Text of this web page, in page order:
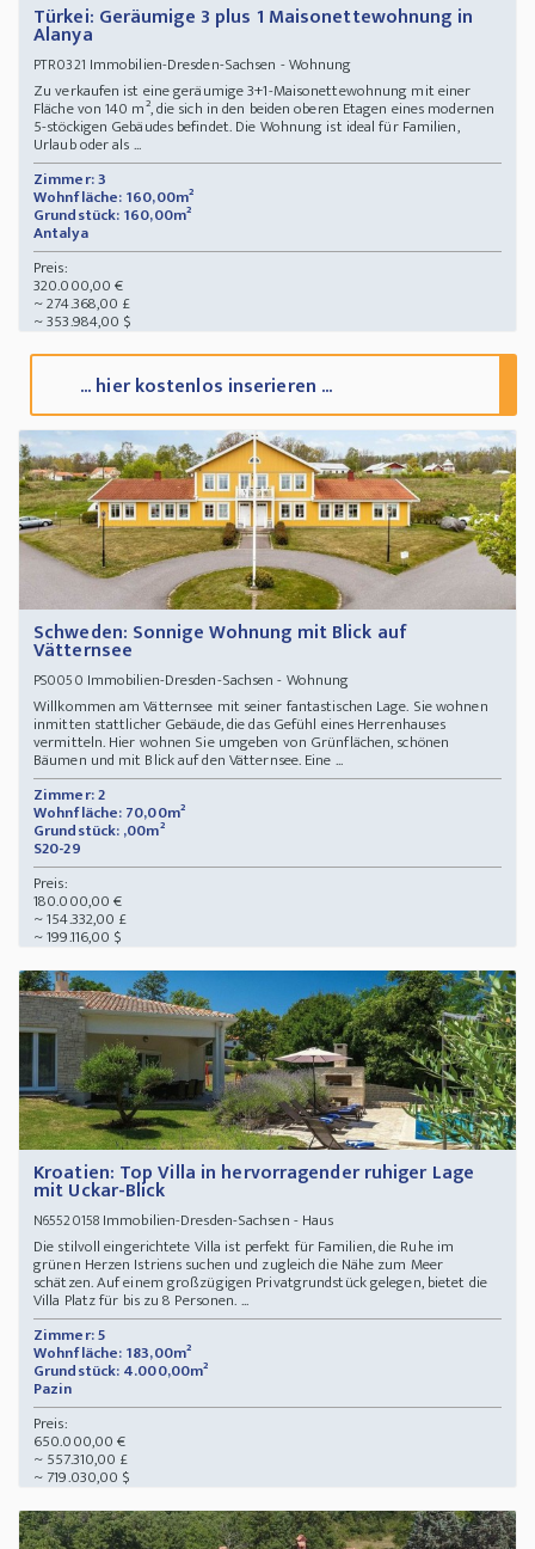
Türkei: Geräumige 3 plus 1 Maisonettewohnung in
Alanya
PTR0321 Immobilien-Dresden-Sachsen - Wohnung
Zu verkaufen ist eine geräumige 3+1-Maisonettewohnung mit einer
Fläche von 140 m², die sich in den beiden oberen Etagen eines modernen
5-stöckigen Gebäudes befindet. Die Wohnung ist ideal für Familien,
Urlaub oder als ...
Zimmer: 3
Wohnfläche: 160,00m²
Grundstück: 160,00m²
Antalya
Preis:
320.000,00 €
~ 274.368,00 £
~ 353.984,00 $
... hier kostenlos inserieren ...
Schweden: Sonnige Wohnung mit Blick auf
Vätternsee
PS0050 Immobilien-Dresden-Sachsen - Wohnung
Willkommen am Vätternsee mit seiner fantastischen Lage. Sie wohnen
inmitten stattlicher Gebäude, die das Gefühl eines Herrenhauses
vermitteln. Hier wohnen Sie umgeben von Grünflächen, schönen
Bäumen und mit Blick auf den Vätternsee. Eine ...
Zimmer: 2
Wohnfläche: 70,00m²
Grundstück: ,00m²
S20-29
Preis:
180.000,00 €
~ 154.332,00 £
~ 199.116,00 $
Kroatien: Top Villa in hervorragender ruhiger Lage
mit Uckar-Blick
N65520158Immobilien-Dresden-Sachsen - Haus
Die stilvoll eingerichtete Villa ist perfekt für Familien, die Ruhe im
grünen Herzen Istriens suchen und zugleich die Nähe zum Meer
schätzen. Auf einem großzügigen Privatgrundstück gelegen, bietet die
Villa Platz für bis zu 8 Personen. ...
Zimmer: 5
Wohnfläche: 183,00m²
Grundstück: 4.000,00m²
Pazin
Preis:
650.000,00 €
~ 557.310,00 £
~ 719.030,00 $